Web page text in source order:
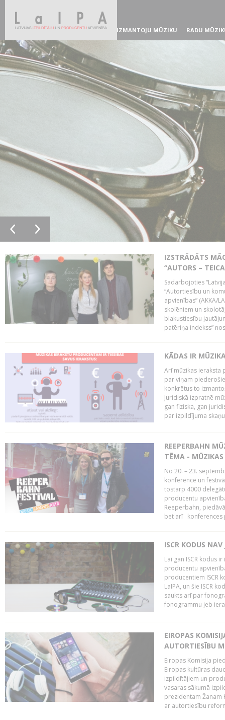
IZMANTOJU MŪZIKU RADU
IZSTRĀDĀTS
“AUTORS –
Sadarbojoties
“Autortiesību un
apvienības” (AKKA/
skolēniem un
blakustiesību
patēriņa indekss”
KĀDAS IR
Arī mūzikas ieraksta
par viņam
konkrētus to
Juridiskā izpratnē
gan fiziska, gan
par izpildījuma
REEPERBAHN
TĒMA -
No 20. – 23.
konference un
tostarp 4000
producentu
Reeperbahn,
bet arī konferences
ISCR KODUS
Lai gan ISCR kodus
producentu
producentiem ISCR
LaIPA, un šie ISCR
saukts arī par
fonogrammu jeb
EIROPAS
AUTORTIESĪBU
Eiropas Komisija
Eiropas kultūras
izpildītājiem un
vasaras sākumā
prezidentam Žanam
ar autortiesību